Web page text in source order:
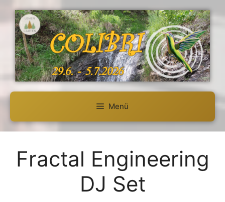
Inhalt
springen
Menü
Fractal Engineering
DJ Set